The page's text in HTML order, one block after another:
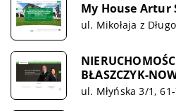
My House Artur
ul. Mikołaja z
BŁASZCZYK-
ul. Młyńska 3/1,